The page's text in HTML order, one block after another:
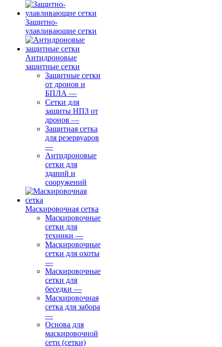
Защитно-
улавливающие сетки
Антидроновые
защитные сетки
Защитные сетки
от дронов и
БПЛА —
Сетки для
защиты НПЗ от
дронов —
Защитная сетка
для резервуаров
—
Антидроновые
сетки для
зданий и
сооружений
Маскировочная сетка
Маскировочные
сетки для
техники —
Маскировочные
сетки для охоты
—
Маскировочные
сетки для
беседки —
Маскировочная
сетка для забора
—
Основа для
маскировочной
сети (сетки)